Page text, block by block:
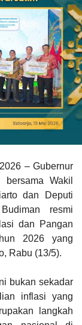
– Gubernur
Wakil
dan Deputi
resmi
dan Pangan
2026 yang
Rabu (13/5).
bukan sekadar
inflasi yang
langkah